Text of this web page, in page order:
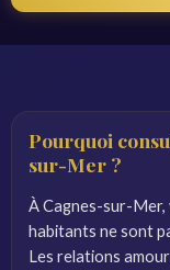
Pourquoi
sur-Mer ?
À Cagnes-sur-Mer,
habitants ne sont
Les relations